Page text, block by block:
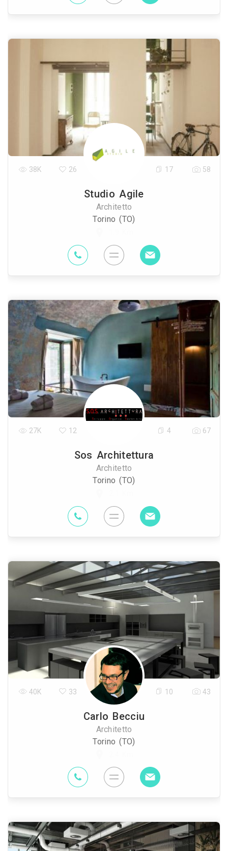
Studio Agile
Architetto
Torino (TO)
38K 26 17 58
Sos Architettura
Architetto
Torino (TO)
27K 12 4 67
Carlo Becciu
Architetto
Torino (TO)
40K 33 10 43